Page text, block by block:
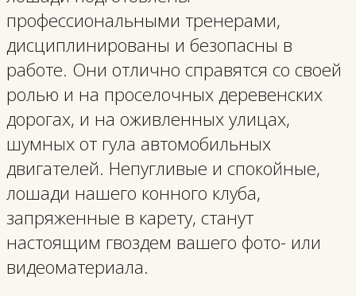
профессиональными тренерами,
дисциплинированы и безопасны в
работе. Они отлично справятся со своей
ролью и на проселочных деревенских
дорогах, и на оживленных улицах,
шумных от гула автомобильных
двигателей. Непугливые и спокойные,
лошади нашего конного клуба,
запряженные в карету, станут
настоящим гвоздем вашего фото- или
видеоматериала.